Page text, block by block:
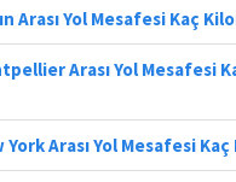
Arası Yol Mesafesi Kaç
Arası Yol Mesafesi
York Arası Yol Mesafesi